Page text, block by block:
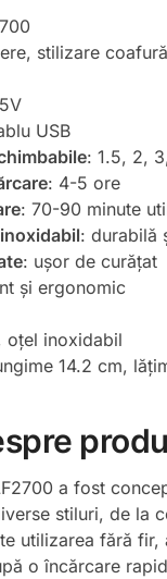
stilizare
USB
: 1.5, 2,
: 4-5 ore
: 70-90 minute
: durabilă
: ușor de curățat
și ergonomic
oțel inoxidabil
14.2 cm,
a fost
stiluri, de la
utilizarea fără fir,
o încărcare